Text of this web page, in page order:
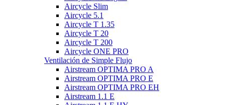
Aircycle Slim
Aircycle 5.1
Aircycle T 1.35
Aircycle T 20
Aircycle T 200
Aircycle ONE PRO
Ventilación de Simple Flujo
Airstream OPTIMA PRO A
Airstream OPTIMA PRO E
Airstream OPTIMA PRO EH
Airstream 1.1 E